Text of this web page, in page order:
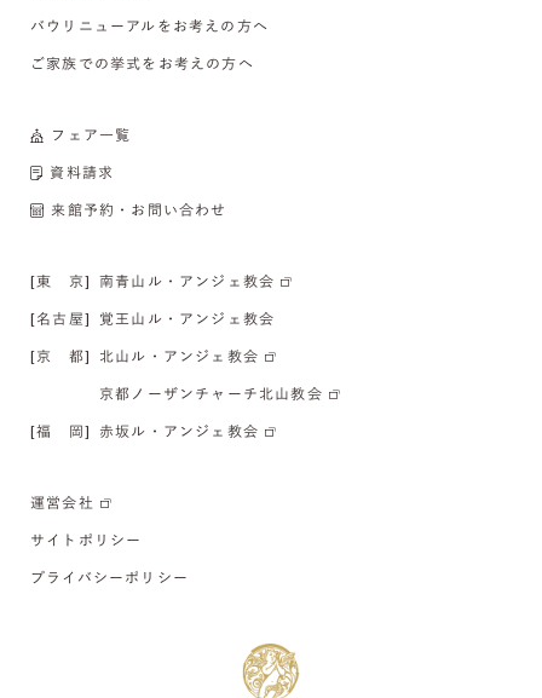
バウリニューアルをお考えの方へ
ご家族での挙式をお考えの方へ
フェア一覧
資料請求
来館予約・お問い合わせ
[東 京] 南青山ル・アンジェ教会
[名古屋] 覚王山ル・アンジェ教会
[京 都] 北山ル・アンジェ教会
京都ノーザンチャーチ北山教会
[福 岡] 赤坂ル・アンジェ教会
運営会社
サイトポリシー
プライバシーポリシー